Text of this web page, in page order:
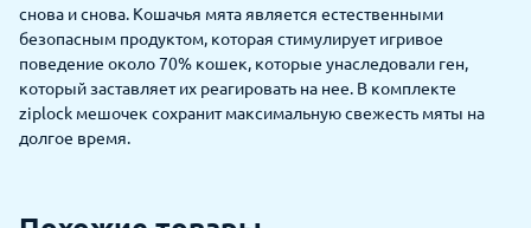
снова и снова. Кошачья мята является естественными
безопасным продуктом, которая стимулирует игривое
поведение около 70% кошек, которые унаследовали ген,
который заставляет их реагировать на нее. В комплекте
ziplock мешочек сохранит максимальную свежесть мяты на
долгое время.